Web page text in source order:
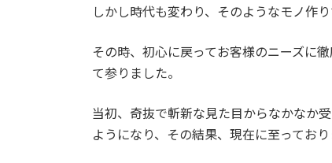
しかし時代も変わり、そのようなモノ作
その時、初心に戻ってお客様のニーズに
て参りました。
当初、奇抜で斬新な見た目からなかなか
ようになり、その結果、現在に至っており